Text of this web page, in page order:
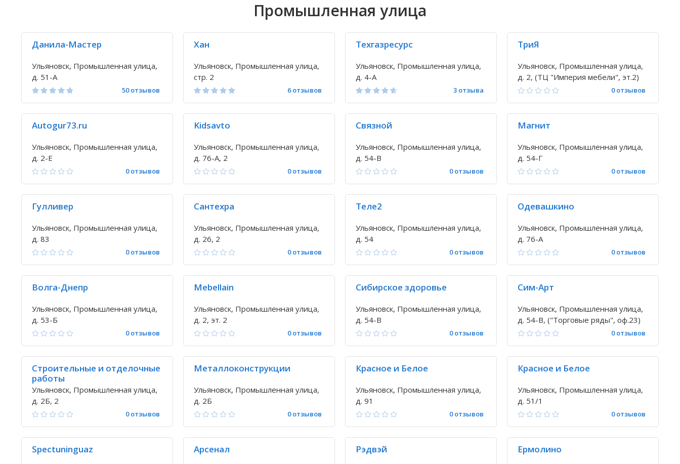
Промышленная улица
Данила-Мастер
Ульяновск, Промышленная улица,
д. 51-А
50 отзывов
Хан
Ульяновск, Промышленная улица,
стр. 2
6 отзывов
Техгазресурс
Ульяновск, Промышленная улица,
д. 4-А
3 отзыва
ТриЯ
Ульяновск, Промышленная улица,
д. 2, (ТЦ "Империя мебели", эт.2)
0 отзывов
Autogur73.ru
Ульяновск, Промышленная улица,
д. 2-Е
0 отзывов
Kidsavto
Ульяновск, Промышленная улица,
д. 76-А, 2
0 отзывов
Связной
Ульяновск, Промышленная улица,
д. 54-В
0 отзывов
Магнит
Ульяновск, Промышленная улица,
д. 54-Г
0 отзывов
Гулливер
Ульяновск, Промышленная улица,
д. 83
0 отзывов
Сантехра
Ульяновск, Промышленная улица,
д. 26, 2
0 отзывов
Теле2
Ульяновск, Промышленная улица,
д. 54
0 отзывов
Одевашкино
Ульяновск, Промышленная улица,
д. 76-А
0 отзывов
Волга-Днепр
Ульяновск, Промышленная улица,
д. 53-Б
0 отзывов
Mebellain
Ульяновск, Промышленная улица,
д. 2, эт. 2
0 отзывов
Сибирское здоровье
Ульяновск, Промышленная улица,
д. 54-В
0 отзывов
Сим-Арт
Ульяновск, Промышленная улица,
д. 54-В, ("Торговые ряды", оф.23)
0 отзывов
Строительные и отделочные
работы
Ульяновск, Промышленная улица,
д. 2Б, 2
0 отзывов
Металлоконструкции
Ульяновск, Промышленная улица,
д. 2Б
0 отзывов
Красное и Белое
Ульяновск, Промышленная улица,
д. 91
0 отзывов
Красное и Белое
Ульяновск, Промышленная улица,
д. 51/1
0 отзывов
Spectuninguaz Арсенал Рэдвэй Ермолино